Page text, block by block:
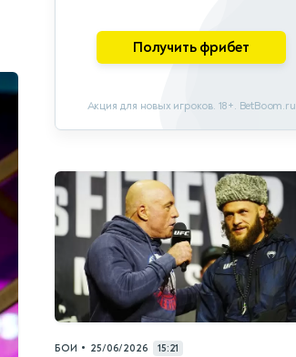
Получить фрибет
Акция для новых игроков. 18+. BetBoom.ru
БОИ • 25/06/2026 15:21